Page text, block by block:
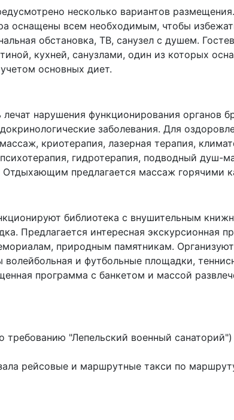
несколько вариантов
оснащены всем необходимым, чтобы
обстановка, ТВ, санузел с душем.
кухней, санузлами, один из которых
основных диет.
нарушения функционирования органов
заболевания. Для
криотерапия, лазерная терапия,
гидротерапия, подводный душ-
предлагается массаж горячими
библиотека с внушительным
Предлагается интересная экскурсионная
природным памятникам.
волейбольная и футбольные площадки,
программа с банкетом и массой
требованию "Лепельский военный
рейсовые и маршрутные такси по